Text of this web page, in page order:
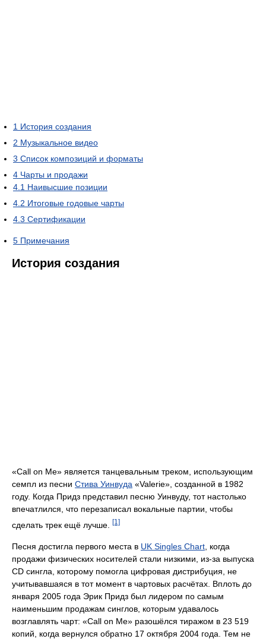
1 История создания
2 Музыкальное видео
3 Список композиций и форматы
4 Чарты и продажи
4.1 Наивысшие позиции
4.2 Итоговые годовые чарты
4.3 Сертификации
5 Примечания
История создания
«Call on Me» является танцевальным треком, использующим
семпл из песни Стива Уинвуда «Valerie», созданной в 1982
году. Когда Придз представил песню Уинвуду, тот настолько
впечатлился, что перезаписал вокальные партии, чтобы
сделать трек ещё лучше.
[1]
Песня достигла первого места в UK Singles Chart , когда
продажи физических носителей стали низкими, из-за выпуска
CD сингла, которому помогла цифровая дистрибуция, не
учитывавшаяся в тот момент в чартовых расчётах. Вплоть до
января 2005 года Эрик Придз был лидером по самым
наименьшим продажам синглов, которым удавалось
возглавлять чарт: «Call on Me» разошёлся тиражом в 23 519
копий, когда вернулся обратно 17 октября 2004 года. Тем не